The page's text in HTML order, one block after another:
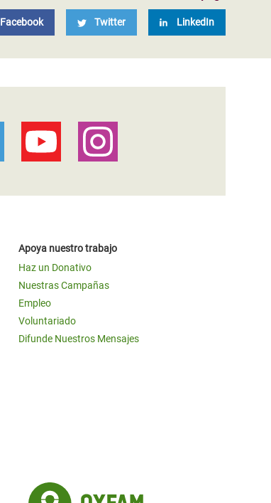
Facebook Twitter LinkedIn
Apoya nuestro trabajo
Haz un Donativo
Nuestras Campañas
Empleo
Voluntariado
Difunde Nuestros Mensajes